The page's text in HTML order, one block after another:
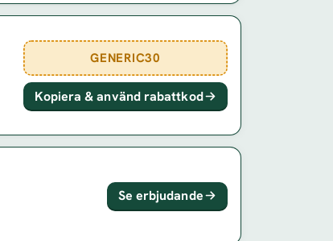
GENERIC30
Kopiera & använd rabattkod
Se erbjudande